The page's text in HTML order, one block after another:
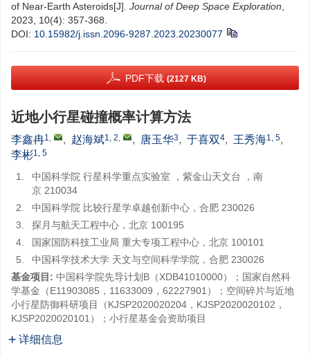
of Near-Earth Asteroids[J]. Journal of Deep Space Exploration
2023, 10(4): 357-368.
DOI: 10.15982/j.issn.2096-9287.2023.20230077
PDF下载 (2127 KB)
近地小行星碰撞概率计算方法
李鑫冉1, , 赵海斌1, 2, , 唐玉华3, 于喜双4, 王秀海1, 5,
李彬1, 5
1.
中国科学院 行星科学重点实验室 ，紫金山天文台 ，南
京 210034
2.
中国科学院 比较行星学卓越创新中心，合肥 230026
3.
探月与航天工程中心，北京 100195
4.
国家国防科技工业局 重大专项工程中心，北京 100101
5.
中国科学技术大学 天文与空间科学学院，合肥 230026
基金项目: 中国科学院先导计划B（XDB41010000）；国家自然科
学基金（E11903085，11633009，62227901）；空间碎片与近地
小行星防御科研项目（KJSP2020020204，KJSP2020020102，
KJSP2020020101）；小行星基金会资助项目
详细信息